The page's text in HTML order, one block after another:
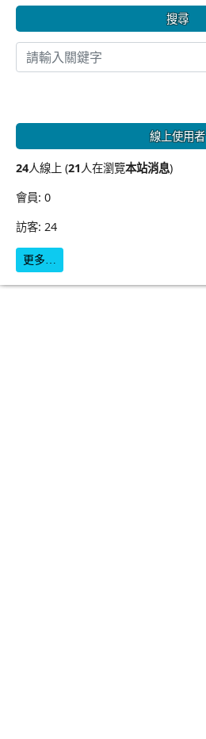
搜尋
線上使用者
24人線上 (21人在瀏覽本站消息)
會員: 0
訪客: 24
更多…